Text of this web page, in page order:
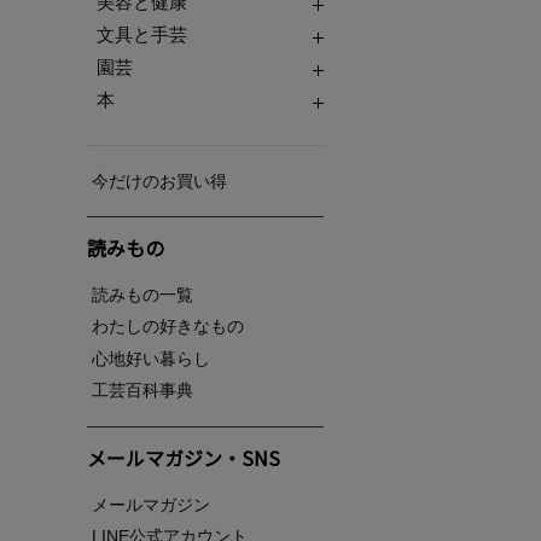
文具と手芸
園芸
本
今だけのお買い得
読みもの
読みもの一覧
わたしの好きなもの
心地好い暮らし
工芸百科事典
メールマガジン・SNS
メールマガジン
LINE公式アカウント